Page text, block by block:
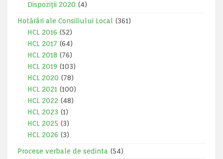
Dispoziții 2020 (4)
Hotărâri ale Consiliului Local
(361)
HCL 2016 (52)
HCL 2017 (64)
HCL 2018 (76)
HCL 2019 (103)
HCL 2020 (78)
HCL 2021 (100)
HCL 2022 (48)
HCL 2023 (1)
HCL 2025 (3)
HCL 2026 (3)
Procese verbale de sedinta (54)